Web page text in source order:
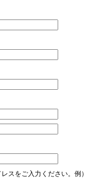
スをご入力ください。例）